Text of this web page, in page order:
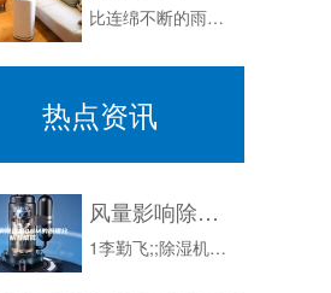
比连绵不断的雨水天气更可怕的是，梅雨季的时候，南方的房子里面，卧室、墙壁墙面全都湿漉漉的，甚至严重的会导致发霉，学学这些除湿防潮小妙招。房子...
热点资讯
风量影响除湿机ASM的原理分析与模拟
1李勤飞;;除湿机的自动控制[J];节能;1988年01期2吴冬梅;聂鑫;刘备;;人防工程除湿机安装与运行中应注意的一些问题[J];科技信息...